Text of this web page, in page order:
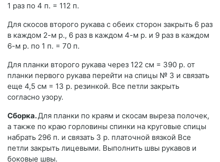
1 раз по 4 п. = 112 п.
Для скосов второго рукава с обеих сторон закрыть 6 раз
в каждом 2-м р., 6 раз в каждом 4-м р. и 9 раз в каждом
6-м р. по 1 п. = 70 п.
Для планки второго рукава через 122 см = 390 р. от
планки первого рукава перейти на спицы № 3 и связать
еще 4,5 см = 13 р. резинкой. Все петли закрыть
согласно узору.
Сборка.Для планки по краям и скосам выреза полочек,
а также по краю горловины спинки на круговые спицы
набрать 296 п. и связать 3 р. платочной вязкой Все
петли закрыть лицевыми. Выполнить швы рукавов и
боковые швы.